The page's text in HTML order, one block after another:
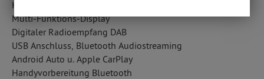
Kabelloses Laden für Handys
Multi-Funktions-Display
Digitaler Radioempfang DAB
USB Anschluss, Bluetooth Audiostreaming
Android Auto u. Apple CarPlay
Handyvorbereitung Bluetooth